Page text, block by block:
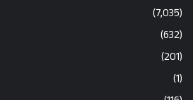
(7,035)
(632)
(201)
(1)